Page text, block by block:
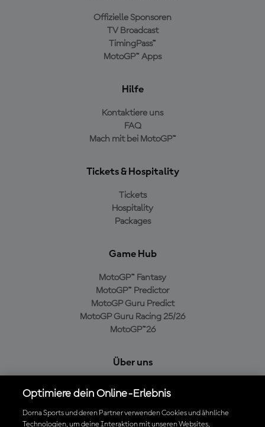
Offizielle Sponsoren
TV Broadcast
TimingPass™
MotoGP™ Apps
Hilfe
Kontaktiere uns
FAQ
Mach mit bei MotoGP™
Tickets & Hospitality
Tickets
Hospitality
Packages
Game Hub
MotoGP™ Fantasy
MotoGP™ Predictor
MotoGP Guru Predict
MotoGP Guru Racing 25/26
MotoGP™26
Über uns
Cookie-Richtlinien
Geschäftsbedingungen
Optimiere dein Online-Erlebnis
Dorna Sports und deren Partner verwenden Cookies und ähnliche
Technologien, um deine Interaktion mit unseren Websites,